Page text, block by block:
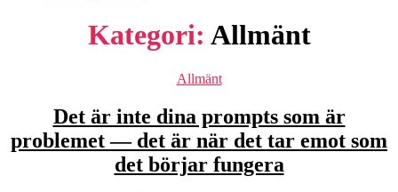
Kategori: Allmänt
Kategorier
Allmänt
Det är inte dina prompts som är
problemet — det är när det tar emot som
det börjar fungera